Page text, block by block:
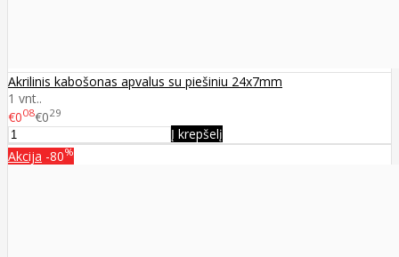
Akrilinis kabošonas apvalus su piešiniu 24x7mm
1 vnt..
€008€029
Į krepšelį
Akcija -80%